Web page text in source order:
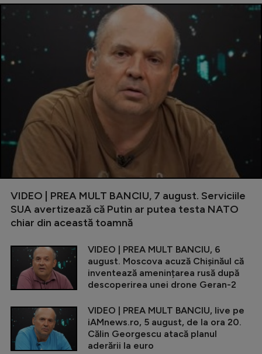
VIDEO | PREA MULT BANCIU, 7 august. Serviciile
SUA avertizează că Putin ar putea testa NATO
chiar din această toamnă
VIDEO | PREA MULT BANCIU, 6
august. Moscova acuză Chișinăul că
inventează amenințarea rusă după
descoperirea unei drone Geran-2
VIDEO | PREA MULT BANCIU, live pe
iAMnews.ro, 5 august, de la ora 20.
Călin Georgescu atacă planul
aderării la euro